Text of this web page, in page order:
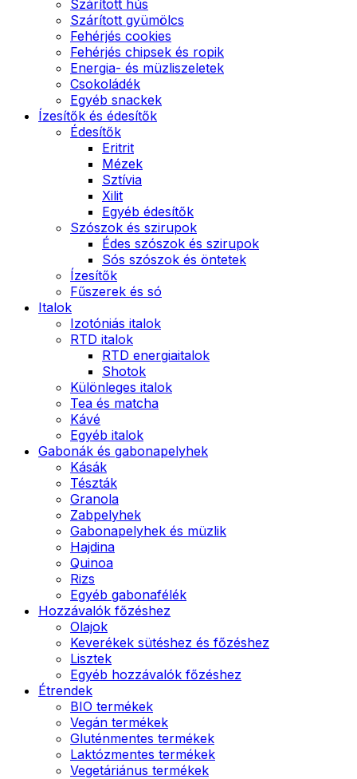
Szárított hús
Szárított gyümölcs
Fehérjés cookies
Fehérjés chipsek és ropik
Energia- és müzliszeletek
Csokoládék
Egyéb snackek
Ízesítők és édesítők
Édesítők
Eritrit
Mézek
Sztívia
Xilit
Egyéb édesítők
Szószok és szirupok
Édes szószok és szirupok
Sós szószok és öntetek
Ízesítők
Fűszerek és só
Italok
Izotóniás italok
RTD italok
RTD energiaitalok
Shotok
Különleges italok
Tea és matcha
Kávé
Egyéb italok
Gabonák és gabonapelyhek
Kásák
Tészták
Granola
Zabpelyhek
Gabonapelyhek és müzlik
Hajdina
Quinoa
Rizs
Egyéb gabonafélék
Hozzávalók főzéshez
Olajok
Keverékek sütéshez és főzéshez
Lisztek
Egyéb hozzávalók főzéshez
Étrendek
BIO termékek
Vegán termékek
Gluténmentes termékek
Laktózmentes termékek
Vegetáriánus termékek